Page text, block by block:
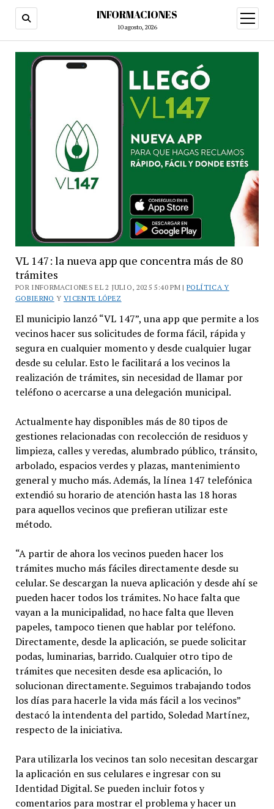
INFORMACIONES
10 agosto, 2026
abrir
menú
VL 147: la nueva app que concentra más de 80
trámites
POR INFORMACIONES EL 2 JULIO, 2025 5:40 PM |POLÍTICA Y
GOBIERNO Y VICENTE LÓPEZ
El municipio lanzó “VL 147”, una app que permite a los
vecinos hacer sus solicitudes de forma fácil, rápida y
segura en cualquier momento y desde cualquier lugar
desde su celular. Esto le facilitará a los vecinos la
realización de trámites, sin necesidad de llamar por
teléfono o acercarse a una delegación municipal.
Actualmente hay disponibles más de 80 tipos de
gestiones relacionadas con recolección de residuos y
limpieza, calles y veredas, alumbrado público, tránsito,
arbolado, espacios verdes y plazas, mantenimiento
general y mucho más. Además, la línea 147 telefónica
extendió su horario de atención hasta las 18 horas
para aquellos vecinos que prefieran utilizar este
método.
“A partir de ahora los vecinos pueden hacer los
trámites mucho más fáciles directamente desde su
celular. Se descargan la nueva aplicación y desde ahí se
pueden hacer todos los trámites. No hace falta que
vayan a la municipalidad, no hace falta que lleven
papeles, tampoco tienen que hablar por teléfono.
Directamente, desde la aplicación, se puede solicitar
podas, luminarias, barrido. Cualquier otro tipo de
trámites que necesiten desde esa aplicación, lo
solucionan directamente. Seguimos trabajando todos
los días para hacerle la vida más fácil a los vecinos”
destacó la intendenta del partido, Soledad Martínez,
respecto de la iniciativa.
Para utilizarla los vecinos tan solo necesitan descargar
la aplicación en sus celulares e ingresar con su
Identidad Digital. Se pueden incluir fotos y
comentarios para mostrar el problema y hacer un